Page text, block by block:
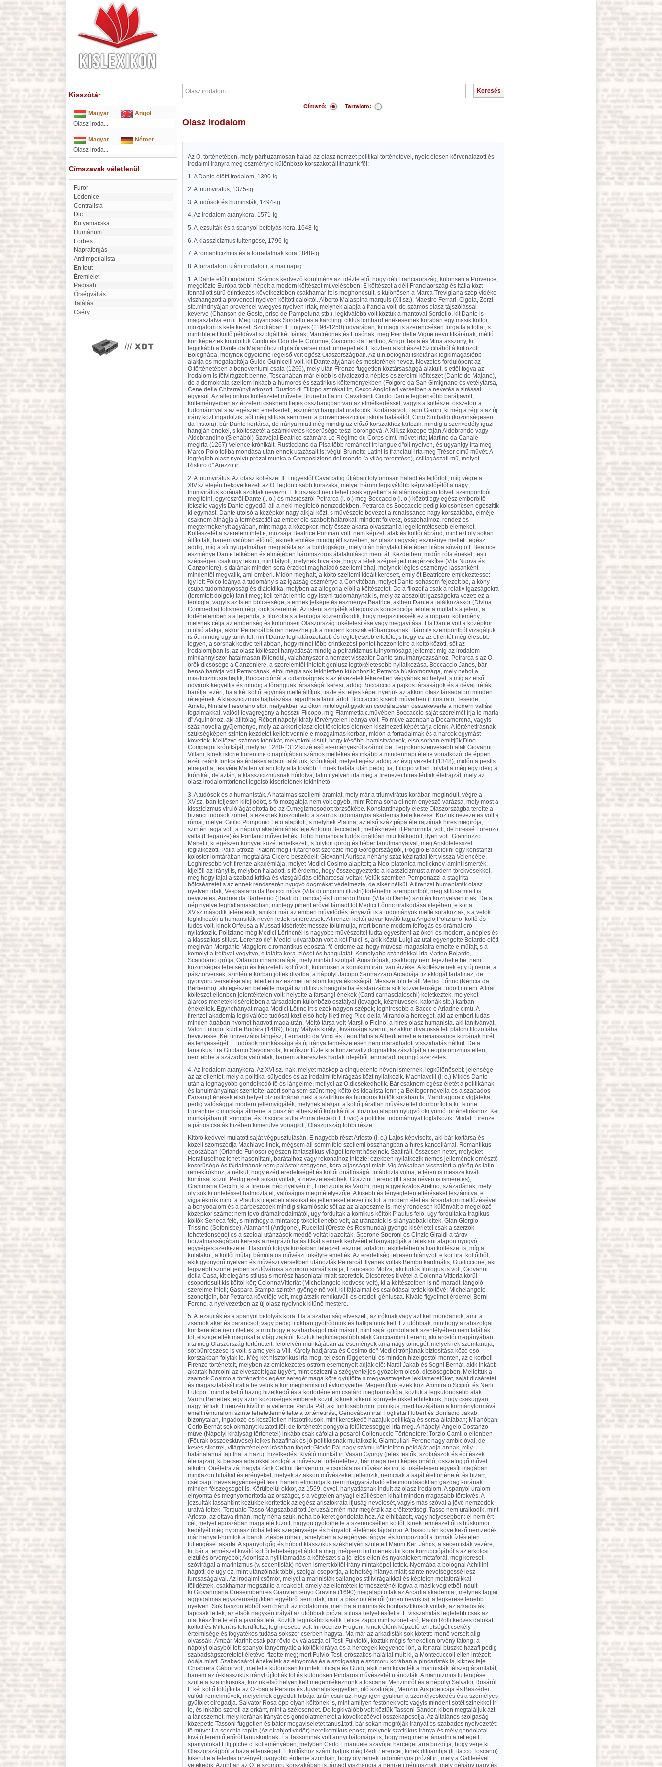
Kisszótár
Magyar
Angol
Olasz iroda...
----
Magyar
Német
Olasz iroda...
----
Címszavak véletlenül
Furor
Ledenice
centralista
Dic...
Kutyamacska
humánum
Forbes
Napraforgás
antiimperialista
en tout
Éremlelet
Pádisáh
Őrségváltás
Találás
Cséry
Címszó: Tartalom:
Olasz irodalom
Az O. történetében, mely párhuzamosan halad az olasz nemzet politikai történetével, nyolc élesen körvonalazott és
irodalmi irányra meg eszményre különböző korszakot állíthatunk föl:
1. A Dante előtti irodalom, 1300-ig
2. A triumviratus, 1375-ig
3. A tudósok és huminsták, 1494-ig
4. Az irodalom aranykora, 1571-ig
5. A jezsuiták és a spanyol befolyás kora, 1648-ig
6. A klasszicizmus tultengése, 1796-ig
7. A romanticizmus és a forradalmak kora 1848-ig
8. A forradalom utáni irodalom, a mai napig.
1. A Dante előtti irodalom. Számos kedvező körülmény azt idézte elő, hogy déli Franciaország, különsen a Provence,
megelőzte Európa többi népeit a modern költészet művelésében. E költészet a déli Franciaország és Itália közt
fennállott sűrü érintkezés következtében csakhamar itt is meghonosult, s különösen a Marca Trevigiana szép vidéke
viszhangzott a provencei nyelven költött daloktól. Alberto Malaspina marquis (XII.sz.), Maestro Ferrari, Cigola, Zorzi
stb.mindnyájan provencei v.vegyes nyelven irtak, melynek alapja a francia volt, de számos olasz tájszólással
keverve (Chanson de Geste, prise de Pampeluna stb.), legkiválóbb volt köztük a mantovai Sordello, kit Dante is
magasztalva említ. Még ugyancsak Sordello és a karolingi ciklus lombard énekeseinek korában egy másik költői
mozgalom is keletkezett Sziciliában II. Frigyes (1194-1250) udvarában, ki maga is szerencsésen forgatta a tollat, s
mint ihletett költő példával szolgált két fiának, Manfrédnek és Ensónak, meg Pier delle Vigne nevü titkárának; méltó
kört képeztek körülöttük Guido és Odo delle Colonne, Giacomo da Lentino, Arrigo Testa és Mina asszony, kit
leginkább a Dante da Majanóhoz irt platói versei miatt ünnepeltek. E közben a költészet Sziciliából átköltözött
Bolognába, melynek egyeteme legelső volt egész Olaszországban. Az u.n.bolognai iskolának legkimagaslóbb
alakja és megalapítója Guido Guinicelli volt, kit Dante atyjának és mesterének nevez. Nevzetes fordulópont az
O:történetében a beneventumi csata (1266), mely után Firenze független köztársasággá alakult, s ettől fogva az
irodalom is fölvirágzott benne. Toscanában már előbb is divatozott a népies és zerelmi költészet (Dante de Majano),
de a demokrata szellem inkább a humoros és szatirikus költeményekben (Folgore da San Gimignano és vetélytársa,
Cene della Chitarra)nyilatkozott. Rustico di Filippo sztirákat irt, Cecco Angiolieri verseiben a nevetés a sirással
egyesül. Az allegorikus költészetet művelte Brunetto Latini. Cavalcanti Guido Dante legbensőbb barátjavolt,
költeményeiben az érzelem csaknem tlejes összhangban van az elmélkedéssel, vagyis a költészet összeforr a
tudománnyal s az egészen emelkedett, eszményi hangulat uralkodik. Kortársa volt Lapo Gianni, ki még a régi s az új
irány közt ingadolzik, sőt még stilusa sem ment a provence-sziciliai iskola hatásától, Cino Sinibaldi (közönségesen
da Pistoia), bár Dante kortársa, de iránya miatt még mindig az előző korszakhoz tartozik, mindig a szenvedély igazi
hangján énekel, s költészetét a számkivetés keserüsége teszi borongóvá. A XIII.sz.közepe táján Aldobrando vagy
Aldobrandino (Sienából) Szavójai Beatrice számára Le Régime du Corps címü művet irta; Martino da Canale
megirta (1267) Velence krónikáit, Rusticciano da Pisa több románcot irt langue d"oil nyelven, és ugyanigy irta meg
Marco Polo tollba mondása után ennek utazásait is; végül Brunetto Latini is franciául irta meg Trésor címü művét. A
legrégibb olasz nyelvü prózai munka a Composizione del mondo (a világ teremtése), csillagászati mű, melyet
Ristoro d" Arezzo irt.
2. A triumvirátus. Az olasz költészet II. Frigyestől Cavalcatiig útjában folytonosan haladt és fejlődött, míg végre a
XIV.sz.elején bekövetkezett az O. legfontosabb korszaka, melyet három legkiválóbb képviselőjétől a nagy
triumvirátus korának szoktak nevezni. E korszakot nem lehet csak egyetlen s általánosságban fölvett szempontból
megitélni, egyrészről Dante (l. o.) és másrészről Petrarca (l. o.) meg Boccaccio (l. o.) között egy egész emberöltő
fekszik: vagyis Dante egyedül áll a neki megfeleő nemzedékben, Petrarca és Boccaccio pedig kölcsönösen egészítik
ki egymást. Dante utolsó a középkor nagy alkjai közt, s művészete bevezet a renaissance nagy korszakába, elméje
csaknem áthágja a természettől az ember elé szabott határokat: mindent fölvesz, összehalmoz, rendez és
megtermékenyít agyában, mint maga a középkor, mely össze akarta olvasztani a legellentétesebb elemeket.
Költészetét a szerelem ihlette, muzsája Beatrice Portinari volt: nem képzelt alak és költői ábránd, mint ezt oly sokan
állították, hanem valóban élő nő, akinek emléke mindig élt szivében, az olasz nagyság eszménye mellett: egész
addig, míg a sír nyugalmában megtalálta azt a boldogságot, mely után hánytatott életében hiába sóvárgott. Beatrice
eszménye Dante lelkében és elméjében háromszoros átalakuláson ment át. Kezdetben, midőn róla énekel, testi
szépségeit csak ugy tekinti, mint fátyolt, melynek hivatása, hogy a lélek szépségeit megérzékítse (Vita Nuova és
Canzoniere), s dalának minden sora érzéket maghaladó szellemi óhaj, melynek légies eszménye lassanként
mindentől megválik, ami emberi. Midőn meghalt, a költő szellemi ideált keresett, emly őt Beatricére emlékeztesse:
igy lett Folco leánya a tudomány s az igazság eszménye a Convitóban, melyet Dante sohasem fejezett be, a köny
csupa tudományosság és dialektika, melyben az allegoria elöli a költészetet. De a filozofia csak a relativ igazságokra
(teremtett dolgok) tanít meg; kell tehát lennie egy isteni tudománynak is, mely az abszolút igazságokra vezet: ez a
teologia, vagyis az isten bölcsesége, s ennek jelképe és eszménye Beatrice, akiben Dante a találkozáskor (Divina
Commedia) fölismeri régi, örök szerelmét. Az isteni szinjáték allegorikus koncepciója felölei a multat s a jelent; a
történelemben s a legenda, a filozofia s a teologia közreműködik, hogy megszülessék ez a roppant költemény,
melynek célja az emberiség és különösen Olaszország tökéletesítése vagy megjavítása. Ha Dante volt a középkor
utolsó alakja, akkor Petrarcát bátran nevezhetjük a modern korszak előharcosának. Bármily szempontból vizsgáljuk
is őt, mindig ugy tünik föl, mint Dante leghatározottabb és legteljesebb elletéte, s hogy ez az ellentét még élesebb
legyen, a sorsnak kedve telt abban, hogy minél több érintkezési pontot hozzon létre a kettő között, sőt az
irodalomjban is, az olasz költészet hanyatlását mindig a petrarkizmus tulnyomósága jellemzi: míg az irodalom
mindannyiszor hatalmasan föllendül, valahányszor a nemzet visszatér Dante tanulmányozásához. Petrarca s az O.
örök dicsősége a Canzoniere, a szerelemtől ihletett géniusz legtökéletesebb nyilatkozása. Boccaccio János, bár
benső barátja volt Petrarcának, ettől mégis sok tekintetben különbözik; Petrarca búskomorsága, mely néhol a
miszticizmusra hajlik, Boccacciónál a cidámságnak s az élvezetek fékezetlen vágyának ad helyet; s míg az első
udvarok kegyeltje és mindig a főranguak társaságát keresi, addig Boccaccio a pajkos társaságok és a dévaj tréfák
barátja: ezért, ha a két költőt egymás mellé állítjuk, tiszte és teljes képet nyerjük az akkori olasz társadalom minden
rétegének. A klasszicizmus hajhászása tagadhatatlanul ártott Boccaccio kisebb műveiben (Filostrato, Teseide,
Ameto, Ninfale Fiesolano stb), melyekben az ókori mitologiát gyakran csodálatosan összekeverte a modern vallási
fogalmakkal, valódi lovagregény a hosszu Filcopo, míg Fiammetta c.művében Boccaccio saját szerelmét irja le maria
d" Aquinóhoz, aki állítólag Róbert nápolyi király törvénytelen leánya volt. Fő műve azonban a Decamerona, vagyis
száz novella gyüjeménye, mely az akkori olasz élet tökéletes élénken kiszinezett képét tárja elénk. A történetirásnak
szükségképen szintén kezdetét kellett vennie e mozgalmas korban, midőn a forradalmak és a harcok egymást
követték. Mellőzve számos krónikát, melyekről kisült, hogy későbbi hamisítványok, első sorban említjük Dino
Compagni krónikáját, mely az 1280-1312 közé eső eseményekről számol be. Legrokonszenvesebb alak Giovanni
Villani, kinek istorie fiorentine c.naplójában számos mellékes és inkább a mindennapi életre vonatkozó, de éppen
ezért reánk fontos és érdekes adatot találunk; krónikáját, melyet egész addig az évig vezetett (1348), midőn a pestis
elragadta, testvére Matteo villani folytatta tovább. Ennek halála után pedig fia, Filippo villani folytatta még egy ideig a
krónikát, de aztán, a klasszicizmusnak hódolva, latin nyelven irta meg a firenezei hires férfiak életrajzát, mely az
olasz irodalomtörténet legelső kisérletének tekinthető.
3. A tudósok és a humanisták. A hatalmas szellemi áramlat, mely már a triumvirátus korában megindult, végre a
XV.sz.-ban teljesen kifejlődött, s fő mozgatója nem volt egyéb, mint Róma soha el nem enyésző varázsa, mely most a
klsszicizmus viruló ágát oltotta be az O.megizmosodott törzsökébe. Konstantinápoly eleste Olaszországba terelte a
bizánci tudósok zömét, s ezeknek köszönhető a számos tudományos akadémia keletkezése. Köztük nevezetes volt a
római, melyet Giulio Pomponio Leto alapított, s melynek Platina, az első száz pápa életrajzának hires megirója,
szintén tagja volt; a nápolyi akadémiának feje Antonio Beccadelli, melléknevén il Panormita, volt, de hiressé Lorenzo
valla (Eleganze) és Pontano művei tették. Több humanista tudós önállóan munkálkodott, ilyen volt: Giannozzo
Manetti, ki egészen könyvei közé temetkezett, s folyton görög és héber tanulmányaival, meg Aristotelesszel
foglalkozott, Palla Strozzi Platont meg Plutarchost szerezte meg Görögországból, Poggio Bracciolini egy konstanzi
kolostor lomtárában megtalálta Cicero beszédeit; Giovanni Aurispa néhány száz kézirattal tért vissza Velencébe.
Leghiresebb volt firenze akadémiája, melyet Medici Cosimo alapított; a Neo-platonica melléknév, amint ismerték,
kijelöli az irányt is, melyben haladott, s fő érdeme, hogy összeegyeztette a klasszicizmust a modern törekvésekkel,
meg hogy tajai a szabad kritika és vizsgálüdás előharcosai voltak. Velük szemben Pomponazzi a stagirita
bölcsészetét s az ennek rendszerén nyugvó dogmákat védelmezte, de siker nélkül. A firenzei humanisták olasz
nyelven irtak; Vespasiano da Bisticci műve (Vita di unomini illustri) történelmi szempontból, meg stilusa miatt is
nevezetes; Andrea da Barberino (Reali di Francia) és Lionardo Bruni (Vita di Dante) szintén köznyelven irtak. De a
nép nyelve leghatlamasabban, mintegy pihent erővel támadt föl Medici Lőrinc uralkodása idejében; e kor a
XV.sz.második felére esik, amikor már az emberi művelődés tényezői is a tudományok mellé sorakoztak, s a velök
foglalkozók a humansiták nevén lettek ismeretesek. A firenzei költői udvar kiváló tagja Angelo Poliziano, költő és
tudós volt, kinek Orfeusa a Mussati kisérletét messze fölülmulja, mert benne modern felfogás és drámai erő
nyilatkozik. Poliziano még Medici Lőrincnél is nagyobb művészettel tudta egyesíteni az ókori és modern, a népies és
a klasszikus stilust. Lorenzo de" Medici udvarában volt a két Pulci is, akik közül Luigi az utat egyengette Boiardo előtt
megirván Morgante Maggiore c.romantikus eposztá; fő érdeme az, hogy művészi magaslatra emelte e műfajt, s a
komolyt a tréfával vegyítve, eltalálta kora ízlését és hangulatát. Komolyabb szándékkal irta Matteo Bojardo,
Scandiano grófja, Orlando innamoratáját, mely mintául szolgált Ariostóónak, csakhogy nem fejezhette be, nem
közönséges tehetségü és képzeletü költő volt, különösen a komikum iránt van érzéke. A költészetnek egy új neme, a
pásztorversek, szintén e korban jöttek divatba, a nápolyi Jacopo Sannazzaro Arcadiája tiz eklogát tartalmaz, de
gyönyörü verselése alig feledteti az eszmei tartalom fogyatékosságát. Messze fölötte áll Medici Lőrinc (Nencia da
Berberino), aki egészen beleélte magát az idillikus hangulatba és stanzáiba sok közvetlenséget tudott önteni. A lirai
költészet ellenben jelentéktelen volt; helyette a farsangi énekek (Canti carnascialeschi) keletkeztek, melyeket
álarcos menetek kiséretében a társadalom különböző osztályai (lovagok, kézmüvesek, katonák stb.) karban
énekeltek. Egynéhányat maga Medici Lőrinc irt s ezek nagyon szépek; leghiresebb a Bacco e Ariadne címü. A
firenzei akadémia legkiválóbb tudósai közt első hely illeti meg Pico della Mirandola herceget, aki az emberi tudás
minden ágában nyomot hagyott maga után. Méltó társa volt Marsilio Ficino, a hires olasz humanista, aki tanítványát,
Valori Fülöpöt küldte Budára (1489), hogy Mátyás királyt, kivánsága szerint, az akkor divatossá lett platoni filozofiába
bevezesse. Két univerzális lángész, Leonardo da Vinci és Leon Battista Alberti emelte a renaissance korrának hirét
és fényességét. E tudósok munkássága és új iránya természetesen nem maradhatott visszahatás nélkül. De a
fanatikus Fra Girolamo Savonarola, ki először tűzte ki a konzervativ dogmatika zászlóját a neoplatonizmus ellen,
nem ebbe a századba való alak, hanem a keresztes hadak idejéből fenmaradt rajongó szerzetes.
4. Az irodalom aranykora. Az XVI.sz.-nak, melyet máskép a cinquecento néven ismernek, legkülönösebb jelensége
az az ellentét, mely a politikai sülyedés és az irodalmi felvirágzás közt nyilatkozik. Machiavelli (l. o.) Miklós Dante
után a legnagyobb gondolkodó fő és lángelme, mellyel az O.dicsekedhetik. Bár csaknem egész életét a politikának
és tanulmányainak szentelte, azért soha sem szünt meg költő és idealista lenni; a Belfegor novella és a szabados
Farsangi énekek első helyet biztosítnának neki a szatirikus és humoros költők sorában is, Mandragora c.vígjátéka
pedig valósággal modern jellemvígjáték, melynek alakjait a költő páratlan művészettel domborította ki. Istorie
Fiorentine c.munkája átmenet a pusztán elbeszélő krónikától a filozofiai alapon nyugvó oknyomó történetiráshoz. Két
munkájában (Il Principe, és Discorsi sulla Prima deca di T. Livio) a politikai tudománnyal foglalkozik. Mialatt Firenze
a pártos csaták tüzében kimerülve vonaglott, Olaszország többi része
Kitörő kedvvel mulatott saját végpusztulásán. E nagyobb részt Ariosto (l. o.) Lajos képviselte, aki bár kortársa és
közeli szomszédja Machiavellinek, mégsem áll semmiféle szellemi összhangban a híres kancellárral. Romantikus
eposzában (Orlando Furioso) egészen fantasztikus világot teremt hőseinek. Szatiráit, összesen hetet, melyeket
Horatiuséihoz lehet hasonlítani, barátaihoz vagy rokonaihoz intézte; ezekben nyilatkozik nemes jellemének emésztő
keserűsége és fájdalmának nem palástolt szégyene, kora aljasságai miatt. Vígjátékaiban visszatért a görög és latin
remekírókhoz, a nélkül, hogy ezért eredetiségét és költői önállóságát föláldozta volna; e téren is messze kivált
kortársai közül. Pedig ezek sokan voltak; a nevezetesebbek: Grazzini Ferenc (Il Lasca néven is ismeretes),
Giammaria Cecchi, ki a firenzei nép nyelvén írt, Firenzuola és Varchi, meg a gyalázatos Aretino, századának, mely
oly sok kitüntetéssel halmozta el, valóságos megmételyezője. A kisebb és lényegtelen eltéréseket leszámítva, e
vígjátékirók mind a Plautus idejebeli alakokat és jellemeket elevenítik föl, a modern élet és társadalom mellőzésével;
a bonyodalom és a párbeszédek mindig sikamlósak: sőt az az alapeszme is, mely rendesen különvált a megelőző
középkor számot nem tevő drámairodalmától, ugy fordultak a komikus költők Plautus felő, ugy fordultak a tragikus
költők Seneca felé, s minthogy a mintakép tökéletlenebb volt, az utánzatok is silányabbak lettek. Gian Giorgio
Trissino (Sofonisbe), Alamanni (Antigone), Rucellai (Oreste és Rosmunda) gyenge kisérletei csak a szerzők
tehetetlenségét és a szolgai utánzások meddő voltát igazolták. Sperone Speroni és Cinzio Giraldi a tárgy
borzalmasságában keresik a megrázó hatás titkát s ennek kedvéért elhanyagolják a lélektani alapon nyugvó
egységes szerkezetet. Hasonló folgyatkozásban leledzett eszmei tartalom tekintetében a lirai költészet is, míg a
külalakot, a költői műfajt bámulatos művészi tökélyre emelték. Az eredetiség teljesen hiányzott e kor lirai költőiből,
akik gyönyörű nyelven és művészi versekben utánozták Petrarcát. Ilyenek voltak Bembo kardinális, Guidiccione, aki
legszebb szonettjeiben szülővárosa szomoru sorsát siratja; Francesco Molza, aki tudós filologus is volt; Giovanni
della Casa, kit elegáns stilusa s merész hasonlatai miatt szerettek. Dicséretes kivétel a Colonna Vittoria körül
csoportosult kis költői kör; ColonnaVittoriát (Michelangelo kedvese volt), ki a költészetben is nő maradt, lángoló
szerelme ihleti; Gaspara Stampa szintén gyönge nő volt, kit fájdalmai és csalódásai tettek költővé; Michelangelo
szonettjein, bár Petrarca követője volt, meglátszik rendkuvüli és eredeti géniusza. Kiváló figyelmet érdemel Berni
Ferenc, a nyelvezetben az új olasz nyelvnek kitünő mestere.
5. A jezsuiták és a spanyol befolyás kora. Ha a szabadság elveszett, az iróknak vagy azt kell mondaniok, amit a
zsarnok akar és parancsol, vagy pedig titokban gyötrődniök és hallgatniok kell. Ez utóbbiak, minthogy a rabszolgai
kor keretébe nem illettek, s minthogy e szabadságot már másutt, mint saját gondolataik szentélyében nem találták
föl, elszigetelték magukat a világ zajától. Köztük legkimagaslóbb alak Guicciardini Ferenc, aki arcetói magányában
irta meg Olaszország történeteit, felölelvén munkájában az események ama nagy tömegét, melyeknek szemtanuja,
sőt bűnrészese is volt, s amelyek a VIII. Károly hadjárata és Cosimo de" Medici trónjának biztosítása közé eső
korszakban folytak le. Még két hisztorikus irta meg, teljesen függetlenül és minden hizelgéstől menten, az e korbeli
Firenze történeteit, melyben az emlékezetes ostrom eseményeit adják elő: Nardi Jakab és Segni Bernát, akik inkább
akartak harcolni az elveszett igaz ügyért, mint osztozni a szégyenteljes győzelem olcsó, dicsőségében. Mellettük a
zsarnok Cosimo a történetirók egész seregét maga köré gyüjtötte s megvesztegetve lekiismeretüket, saját dicséretét
és magasztalását iratta be velük a kor meghamisított évkönyveibe. Megemlítjük ezek közt Ammirato Scipiót és Nerli
Fülöpöt: mind a kettő hazug hizelkedő és a kortörténelem csalárd meghamisítója; köztük a legkülönösebb alak
Varchi Benedek, egy azon közönséges emberek közül, kiknek sikerül környetetükkel elhitetniök, hogy csakugyan
nagy férfiak. Firenzén kívűl irt a velencei Paruta Pál, aki fontosabb mint politikus, mert hazájában a kormányformává
emelt rémuralom szinte lehetetlenné tette a történetirást; Genovában irtal Foglietta Hubert és Bonfadio Jakab,
bizonytalan, ingadozó és készületlen hiszotrikusok, mint kereskedő hazájuk politikája és sorsa általában; Milanóban
Corio Bernát sok okmányt kutatott föl, de történetét pongyola felületességgel irta meg. A nápolyi Angelo Costanzo
műve (Nápolyi királyság történetei) inkább csak cáfolat a pesarói Collenuccio Történetére; Torzio Camillo ellenben
(Főurak összeesküvése) lelkes hazafinak és jó politikusnak mutatkozik. Giambullari Ferenc nagy ambicióval, de
kevés sikerrel, világtörténelem irásában fogott; Giovio Pál nagy számu köteteiben példáját adja annak, mily
határtalanná fajulhat a hazug hizelkedés. Kiváló munkát irt Vasari György (jeles festők, szobrászok és építészek
életrajzai), ki becses adatokkal szolgál a művészet történetéhez, bár maga nem képes önálló, összefüggő művet
alkotni. Önéletrajzát hagyta ránk Cellini Benvenuto, e csodálatos művész és iró, ki tökéletesen egyesíti magában
mindazon hibákat és erényeket, melyek az akkori művészeket jellemzik; nemcsak a saját élettörténetét és bizarr,
csélcsap, heves egyéniségét festi, hanem elmondja ki nem magyarázható ellenmondásokban gazdag korának
minden félszegségét is. Körülbelül ekkor, az 1559. évvel, hanyatlásnak indult az olasz irodalom. A spanyol uralom
elnyomta és megnyomorította az országot, s a végtelen anyagi elzüllésben kihalt minden magasabb törekvés. A
jezsuiták lassankint kezükbe keritették az egész arisztokrata ifjuság nevelését, vagyis más szóval a jövő nemzedék
uraivá lettek. Torquato Tasso Magszabadított Jeruzsálemén már megérzik az erőltetettség, Tasso nem uralkodik, mint
Ariosto, az ottava rimán, mely néha szűk, néha bő keret gondolataihoz. Az elhibázott, vagy helyesebben: el nem ért
cél, melyet eposzában maga elé tüzött, nagyon gyötörhette a szerencsétlen költőt, kinek természettől is búskomor
kedélyét még nyomasztóbbá tették szegénysége és hányatott életének fájdalmai. A Tasso után következő nemzedék
már hanyatt-homlok a barok ízlésbe rohant, amelyben a szegényes tárgyat és kompoziciót a formák ízléstelen
tultengése takarta. A spanyol gőg és hóbort klasszikus székhelyén született Marini Ker. János, a secentisták vezére,
ki, bár a természet kiváló költői tehetséggel áldotta meg, mégsem birt menekülni kora korrupciójából s az erkölcsi
elzüllés örvényéből; Adonisz a nyilt támadás a költészet s a jó ízlés ellen és nyakatekert metaforái, meg kereset
szóvirágai a marinizmus (v. secentisták) néven ismert költői irány mintaképei lettek. Nyomába a bolognai Achillini
hágott; de ugy ez, mint utánzóinak többi, szolgai csoportja, a tehetség hiánya miatt szinte nevetségessé lesz
furcsaságaival. Az irodalmi csömör, melyet a marinisták sallangos stillvirágaikkal és képtelen metaforáikkal
fölidéztek, csakhamar megszülte a reakciót, amely az ellentétek természeténél fogva a másik végletből indult
ki.Giovanmaria Creseimbeni és Gianviencenyo Gravina (1690) megalapították az Arcadia akadémiát, melynek tagjai
aggodalmas egyszerüségükben egyébről sem irtak, mint a pásztori életről (innen nevök is), a legkeresetlenebb
nyelven. Sok haszon ebből sem hárult az irodalomra; mert ha a marinisták bonbasztikusok voltak, az arkadisták
laposak lettek; az elsők nagykéü irályát az utóbbiak prózai stilusa helyettesítette. E visszahatás legfelebb csak az
utat készíthette elő a javulás felé. Köztük leginkább kiválik Felice Zappi mint szonett-iró; Paolo Rolli kedves dalokat
költött és Miltont is lefordította; leghiresebb volt Innocenzo Frugoni, kinek élénk képzelő tehetségét csekély
értelmisége és fogyatékos tudása sokszor cserben hagyta. Ma már az arkadisták sok kötetre menő verseit alig
olvassák. Ámbár Marinit csak pár rövid év választja el Testi Fulviótól, köztük mégis feneketlen örvény tátong; a
nápolyi olasyból lett spanyol tányérnyaló a költők királya és a hercegek kegyence lőn, a ferrarai büszke hazafi pedig
szabadságszeretetét életével fizette meg; mert Fulvio Testi erőszakos halállal mult ki, a Montecuccoli ellen intézett
ódája miatt. Szabadsáról énekeltek az elnyomás és a szolgaság e szomoru korában a pindaristák is, kiknek feje
Chiabrera Gábor volt; mellette különösen kitüntek Filicaja és Guidi, akik nem követték a marinisták félszeg áramlatát,
hanem az ó-klasszikus irányt újították föl és különösen Pindaros művészetét utánozták. A marinizmus tultengése
szülte a szatirikusoka; köztük első helyen kell megemlékeznünk a toscanai Menziniről és a népolyi Salvator Rosáról.
E két költő fölújította az O.-ban a Persius és Juvanalis kegyetlen, ölő szatiráját; Menzini Ars poeticája és Beszédei
valódi remekművek, melyeknek egyedüli hibája talán csak az, hogy igen gyakran a személyeskedés és a személyes
gyülölet elregadja. Salvator Rosa épp olyan költőnek is, mint amilyen festőnek volt: vagyis mindent sötét szinekkel ir
le, és inkább szereti az orkánt, mint a szélcsendet. De legkiválóbb volt köztük Tassoni Sándor, kiben megtaláljuk azt
a láncszemet, mely korának irányát és gondolatmenetét a következőével összekapcsolja. Az általános szolgaság
közepette Tassoni független és bátor megaviseletet tanus1tott, bár sokan megróják irányát és szabados nyelvezetét;
fő műve: La secchia rapita (Az elrablott vödör) heroikomikus eposz, melynek szatirikus iránya és mély gondolatai
kiváló teremtő erőről tanuskodnak. És Tassoninak volt annyi bátorsága is, hogy meg merte támadni a rettegett
spanyolokat Filippiche c. költeményében, melyben Carlo Emanuele szavójai herceget arra buzdítja, hogy verje ki
Olaszországból a haza ellenségeit. E költőkhöz számíthatjuk még Redi Ferencet, kinek ditirambja (Il Bacco Toscano)
kikerülte a feledés örvényét; nagyobb érdeme azonban, hogy oly remek tudományos prózát irt, mely a Galileiével
vetekedik. Azonban az O. e szomoru korszakában is támadt viszhangja a nemzeti géniusznak, mely néhány nagy és